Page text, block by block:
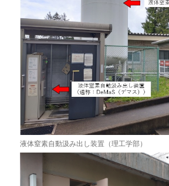
液体窒素自動汲み出し装置（理工学部）